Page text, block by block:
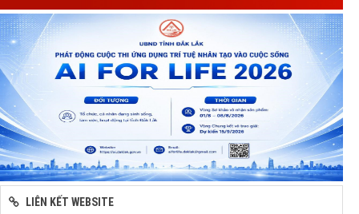
LIÊN KẾT WEBSITE